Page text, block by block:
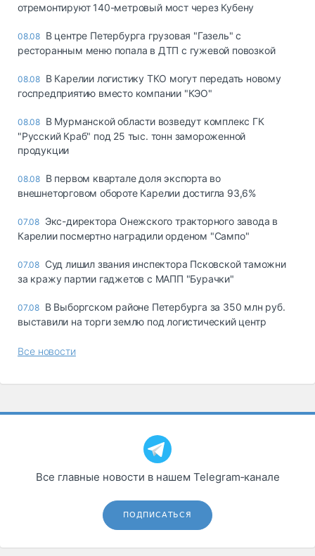
отремонтируют 140-метровый мост через Кубену
08.08 В центре Петербурга грузовая "Газель" с
ресторанным меню попала в ДТП с гужевой повозкой
08.08 В Карелии логистику ТКО могут передать новому
госпредприятию вместо компании "КЭО"
08.08 В Мурманской области возведут комплекс ГК
"Русский Краб" под 25 тыс. тонн замороженной
продукции
08.08 В первом квартале доля экспорта во
внешнеторговом обороте Карелии достигла 93,6%
07.08 Экс-директора Онежского тракторного завода в
Карелии посмертно наградили орденом "Сампо"
07.08 Суд лишил звания инспектора Псковской таможни
за кражу партии гаджетов с МАПП "Бурачки"
07.08 В Выборгском районе Петербурга за 350 млн руб.
выставили на торги землю под логистический центр
Все новости
Все главные новости в нашем Telegram‑канале
ПОДПИСАТЬСЯ